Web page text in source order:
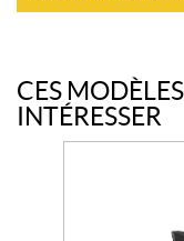
CES
INTÉRESSER